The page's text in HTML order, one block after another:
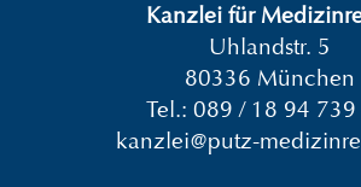
Kanzlei für
Uhlandstr. 5
80336 München
Tel.:089 / 18 94 739
kanzlei@putz-